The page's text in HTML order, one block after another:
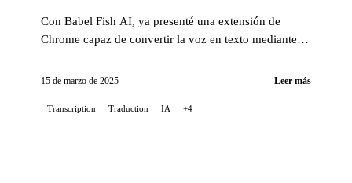
Con Babel Fish AI, ya presenté una extensión de
Chrome capaz de convertir la voz en texto mediante la
traducción en tiempo real...
15 de marzo de 2025 Leer más
Transcription Traduction IA +4